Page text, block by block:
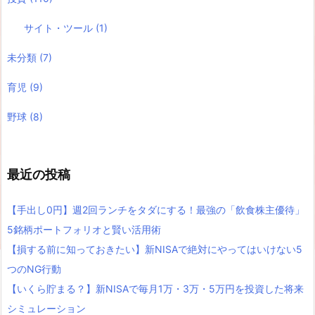
サイト・ツール (1)
未分類 (7)
育児 (9)
野球 (8)
最近の投稿
【手出し0円】週2回ランチをタダにする！最強の「飲食株主優待」
5銘柄ポートフォリオと賢い活用術
【損する前に知っておきたい】新NISAで絶対にやってはいけない5
つのNG行動
【いくら貯まる？】新NISAで毎月1万・3万・5万円を投資した将来
シミュレーション